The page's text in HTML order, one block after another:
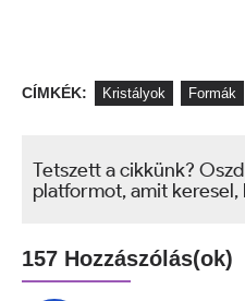
CÍMKÉK: Kristályok Formák
Tetszett a cikkünk?
platformot, amit
157 Hozzászólás(ok)